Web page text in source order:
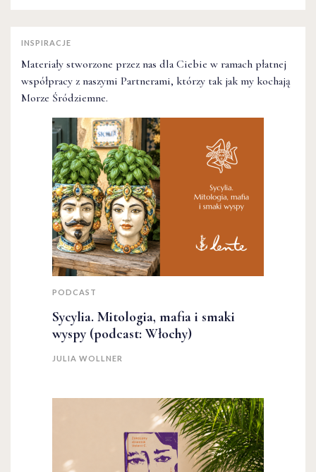
INSPIRACJE
Materiały stworzone przez nas dla Ciebie w ramach płatnej
współpracy z naszymi Partnerami, którzy tak jak my kochają
Morze Śródziemne.
PODCAST
Sycylia. Mitologia, mafia i smaki
wyspy (podcast: Włochy)
JULIA WOLLNER